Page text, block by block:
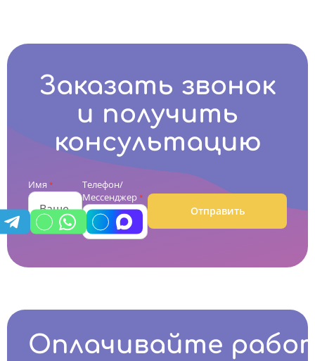
Заказать звонок
и получить
консультацию
Имя *
Телефон/
Мессенджер *
Отправить
Оплачивайте